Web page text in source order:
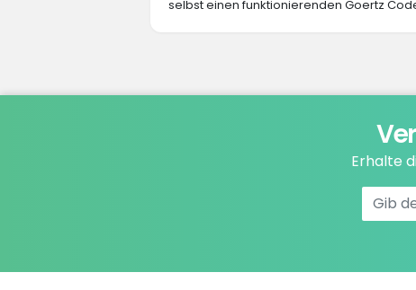
selbst einen funktionierenden Goertz
Erhalte